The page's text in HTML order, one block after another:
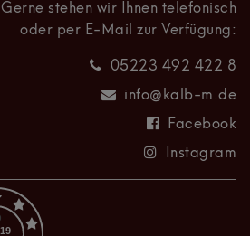
Gerne stehen wir Ihnen telefonisch
oder per E-Mail zur Verfügung:
05223 492 422 8
info@kalb-m.de
Facebook
Instagram